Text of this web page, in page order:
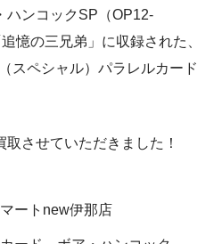
ハンコックSP（OP12-
憶の三兄弟」に収録された、
スペシャル）パラレルカード
させていただきました！
ートnew伊那店